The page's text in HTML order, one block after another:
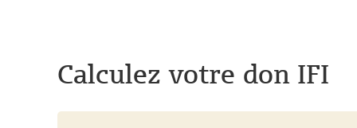
Calculez votre don IFI